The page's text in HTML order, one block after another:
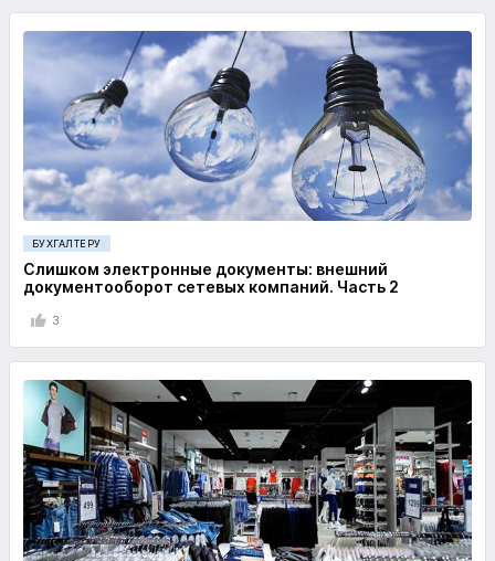
БУХГАЛТЕРУ
Слишком электронные документы: внешний
документооборот сетевых компаний. Часть 2
3